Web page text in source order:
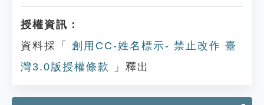
授權資訊：
資料採「
創用CC-姓名標示- 禁止改作 臺
灣3.0版授權條款
」釋出